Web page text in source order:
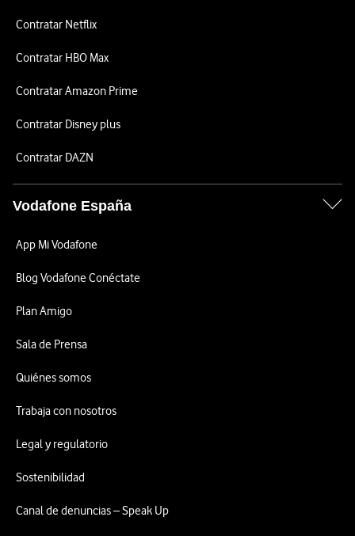
Contratar Netflix
Contratar HBO Max
Contratar Amazon Prime
Contratar Disney plus
Contratar DAZN
Vodafone España
App Mi Vodafone
Blog Vodafone Conéctate
Plan Amigo
Sala de Prensa
Quiénes somos
Trabaja con nosotros
Legal y regulatorio
Sostenibilidad
Canal de denuncias – Speak Up